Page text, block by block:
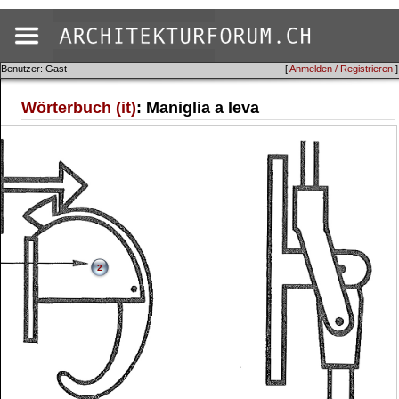
[Anmelden / Registrieren ]
Benutzer: Gast
Wörterbuch (it): Maniglia a leva
2